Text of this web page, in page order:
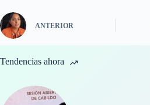
ANTERIOR
Tendencias ahora